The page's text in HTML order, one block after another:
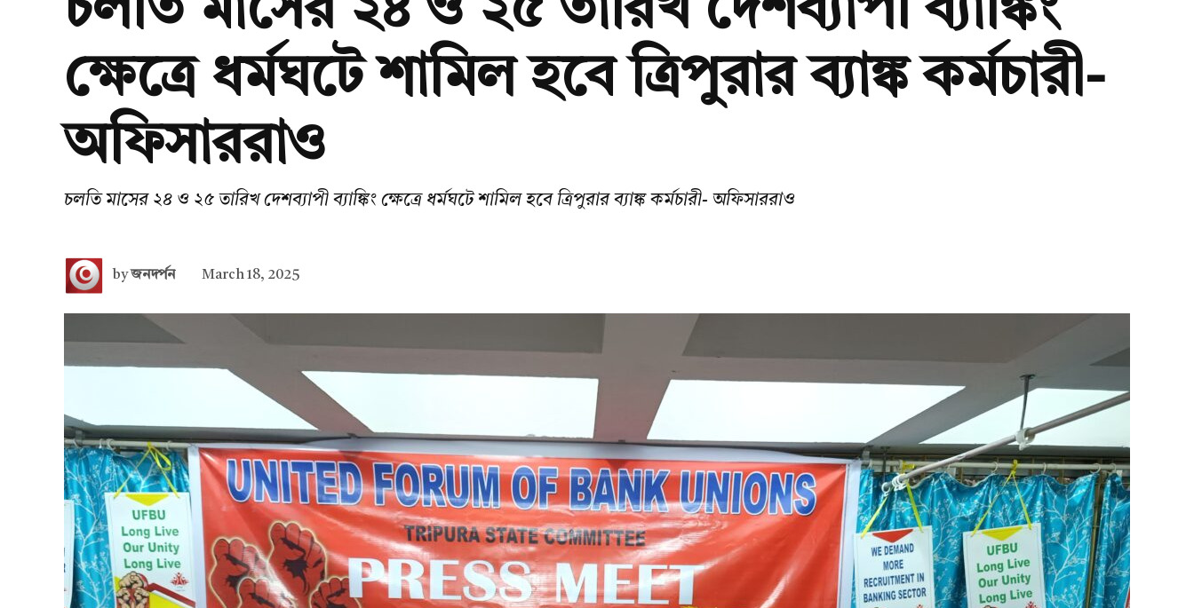
চলতি মাসের ২৪ ও ২৫ তারিখ দেশব্যাপী ব্যাঙ্কিং
ক্ষেত্রে ধর্মঘটে শামিল হবে ত্রিপুরার ব্যাঙ্ক কর্মচারী-
অফিসাররাও
চলতি মাসের ২৪ ও ২৫ তারিখ দেশব্যাপী ব্যাঙ্কিং ক্ষেত্রে ধর্মঘটে শামিল হবে ত্রিপুরার ব্যাঙ্ক কর্মচারী- অফিসাররাও
byজনদর্পন March 18, 2025